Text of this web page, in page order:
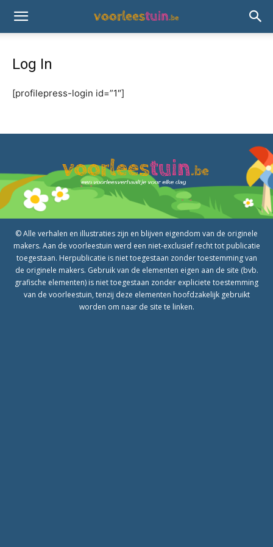
Log In
[profilepress-login id=”1″]
© Alle verhalen en illustraties zijn en blijven eigendom van de originele
makers. Aan de voorleestuin werd een niet-exclusief recht tot publicatie
toegestaan. Herpublicatie is niet toegestaan zonder toestemming van
de originele makers. Gebruik van de elementen eigen aan de site (bvb.
grafische elementen) is niet toegestaan zonder expliciete toestemming
van de voorleestuin, tenzij deze elementen hoofdzakelijk gebruikt
worden om naar de site te linken.